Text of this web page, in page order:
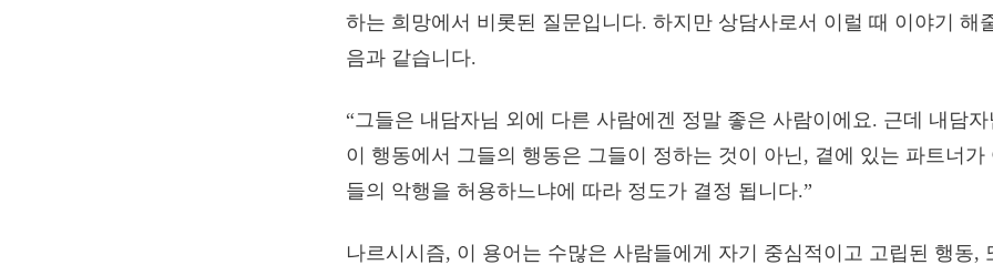
하는 희망에서 비롯된 질문입니다. 하지만 상담사로서 이럴 때 이야기 해
음과 같습니다.
“그들은 내담자님 외에 다른 사람에겐 정말 좋은 사람이에요. 근데 내담
이 행동에서 그들의 행동은 그들이 정하는 것이 아닌, 곁에 있는 파트너가
들의 악행을 허용하느냐에 따라 정도가 결정 됩니다.”
나르시시즘, 이 용어는 수많은 사람들에게 자기 중심적이고 고립된 행동,